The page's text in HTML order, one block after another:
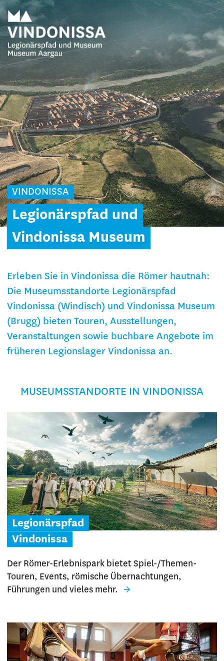
VINDONISSA
Legionärspfad und
Vindonissa Museum
Erleben Sie in Vindonissa die Römer hautnah:
Die Museumsstandorte Legionärspfad
Vindonissa (Windisch) und Vindonissa Museum
(Brugg) bieten Touren, Ausstellungen,
Veranstaltungen sowie buchbare Angebote im
früheren Legionslager Vindonissa an.
MUSEUMSSTANDORTE IN VINDONISSA
Legionärspfad
Vindonissa
Der Römer-Erlebnispark bietet Spiel-/Themen-
Touren, Events, römische Übernachtungen,
Führungen und vieles mehr.